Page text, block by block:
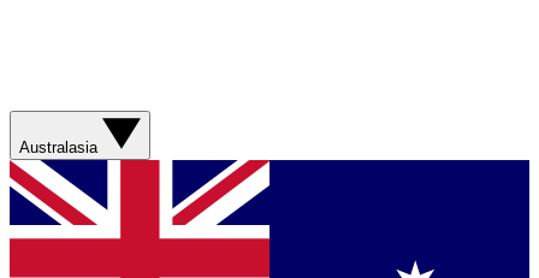
Australasia